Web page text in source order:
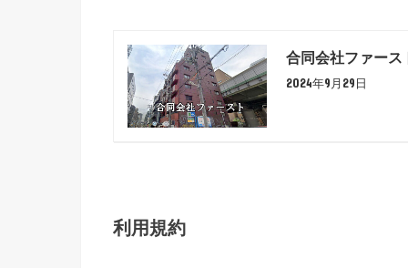
合同会社ファース
2024年9月29日
利用規約